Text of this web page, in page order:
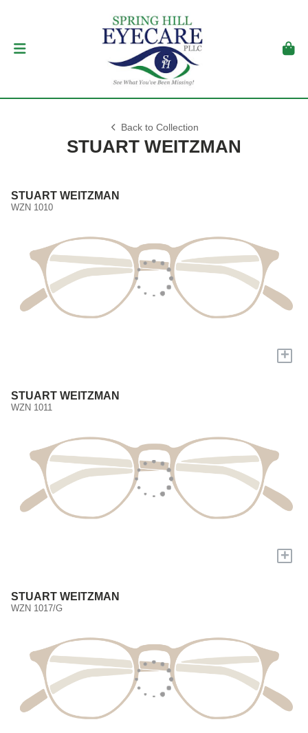
Back to Collection
STUART WEITZMAN
STUART WEITZMAN
WZN 1010
+
STUART WEITZMAN
WZN 1011
+
STUART WEITZMAN
WZN 1017/G